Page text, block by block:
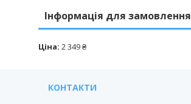
Інформація для замовлення
Ціна: 2 349 ₴